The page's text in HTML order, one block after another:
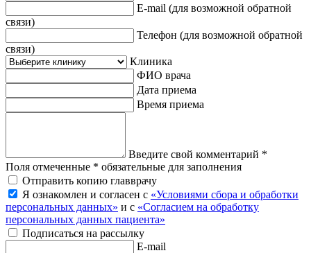
E-mail (для возможной обратной
связи)
Телефон (для возможной обратной
связи)
Клиника
ФИО врача
Дата приема
Время приема
Введите свой комментарий *
Поля отмеченные * обязательные для заполнения
Отправить копию главврачу
Я ознакомлен и согласен с «Условиями сбора и обработки
персональных данных» и с «Согласием на обработку
персональных данных пациента»
Подписаться на рассылку
E-mail